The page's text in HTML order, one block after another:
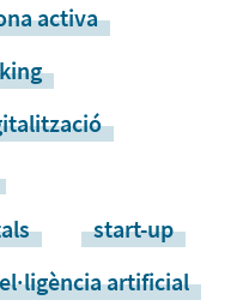
activa
start-up
artificial